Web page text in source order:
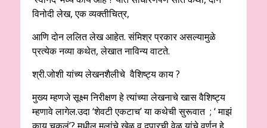
विनोदी लेख, एक व्यक्तीचित्र,
आणि दोन ललित लेख आहेत. संमिश्र प्रकार असल्यामुळे
प्रत्येक नव्या कथेत, लेखात नाविन्य वाटते.
श्री.जोशी यांच्य लेखनशैलीचे वैशिष्ट्य काय ?
मुख्य म्हणजे सूक्ष्म निरीक्षण हे त्यांच्या लेखनाचे खास वैशिष्ट्य
म्हणावे लागेल.उदा ‘शेवटी एकटाच’ या कथेची सुरूवात ; ‘ माझं